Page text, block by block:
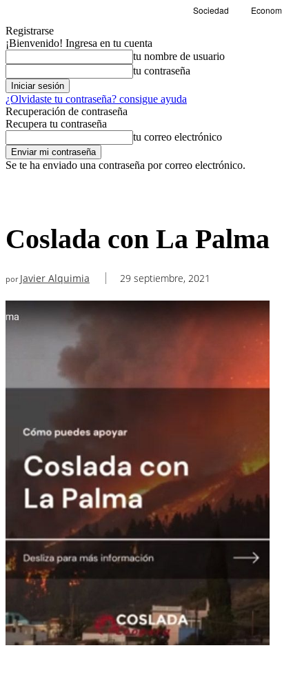
Sociedad
Registrarse
¡Bienvenido! Ingresa en tu cuenta
tu nombre de usuario
tu contraseña
¿Olvidaste tu contraseña? consigue ayuda
Recuperación de contraseña
Recupera tu contraseña
tu correo electrónico
Se te ha enviado una contraseña por correo electrónico.
Coslada con La Palma
por Javier Alquimia 29 septiembre, 2021